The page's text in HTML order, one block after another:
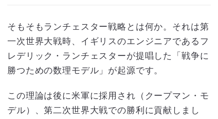
そもそもランチェスター戦略とは何か。それは第
一次世界大戦時、イギリスのエンジニアであるフ
レデリック・ランチェスターが提唱した「戦争に
勝つための数理モデル」が起源です。
この理論は後に米軍に採用され（クープマン・モ
デル）、第二次世界大戦での勝利に貢献しまし